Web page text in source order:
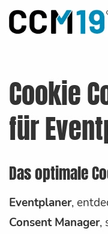
Cookie
für
Das optimale
Eventplaner,
Consent Manager,